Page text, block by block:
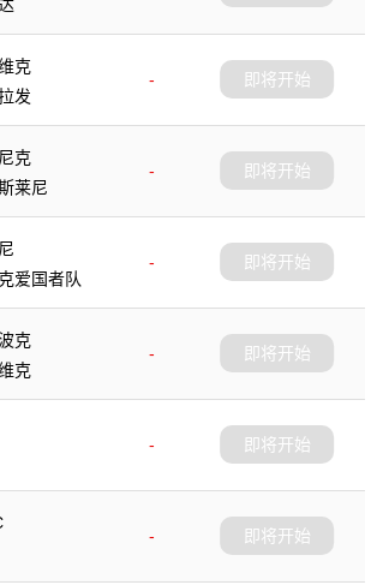
克
-
发
即将开始
克
-
莱尼
即将开始
-
爱国者队
即将开始
克
-
克
即将开始
-
即将开始
-
即将开始